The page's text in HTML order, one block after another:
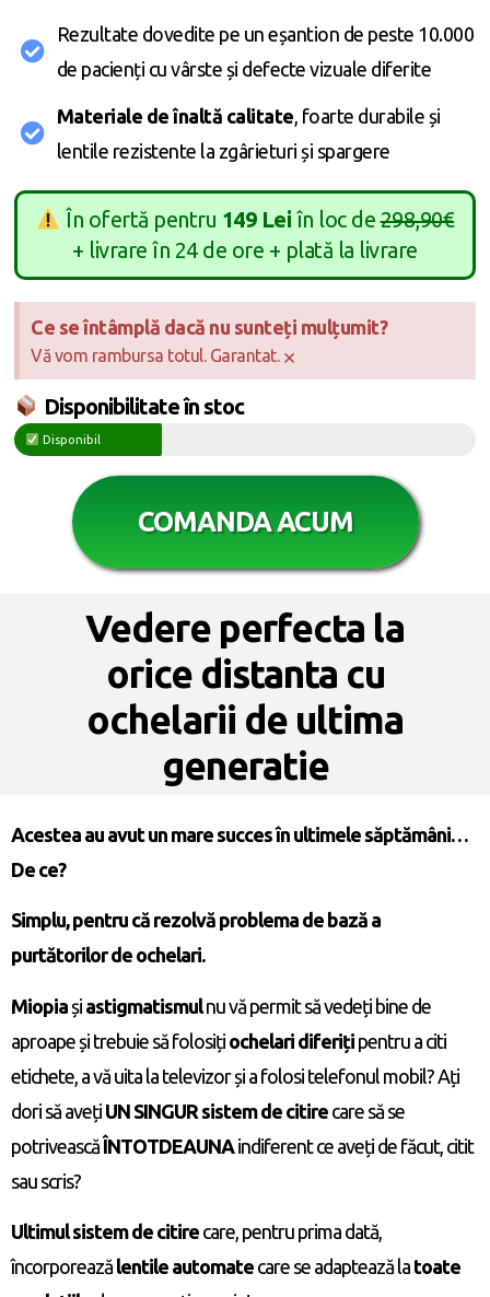
Rezultate dovedite pe un eșantion de peste 10.000
de pacienți cu vârste și defecte vizuale diferite
Materiale de înaltă calitate, foarte durabile și
lentile rezistente la zgârieturi și spargere
În ofertă pentru 149 Lei în loc de298,90€
+ livrare în 24 de ore + plată la livrare
Ce se întâmplă dacă nu sunteți mulțumit?
Vă vom rambursa totul. Garantat. ×
Disponibilitate în stoc
Disponibil
COMANDA ACUM
Vedere perfecta la
orice distanta cu
ochelarii de ultima
generatie
Acestea au avut un mare succes în ultimele săptămâni…
De ce?
Simplu, pentru că rezolvă problema de bază a
purtătorilor de ochelari.
Miopia și astigmatismulnu vă permit să vedeți bine de
aproape și trebuie să folosiți ochelari diferiți pentru a citi
etichete, a vă uita la televizor și a folosi telefonul mobil? Ați
dori să aveți UN SINGUR sistem de citire care să se
potriveascăÎNTOTDEAUNA indiferent ce aveți de făcut, citit
sau scris?
Ultimul sistem de citire care, pentru prima dată,
încorporează lentile automate care se adaptează la toate